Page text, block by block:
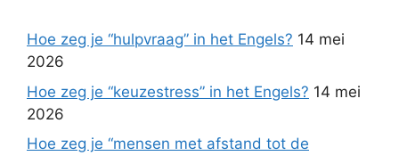
Hoe zeg je “hulpvraag” in het Engels? 14 mei
2026
Hoe zeg je “keuzestress” in het Engels? 14 mei
2026
Hoe zeg je “mensen met afstand tot de